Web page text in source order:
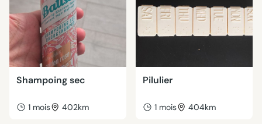
Shampoing sec
1 mois 402km
Pilulier
1 mois 404km